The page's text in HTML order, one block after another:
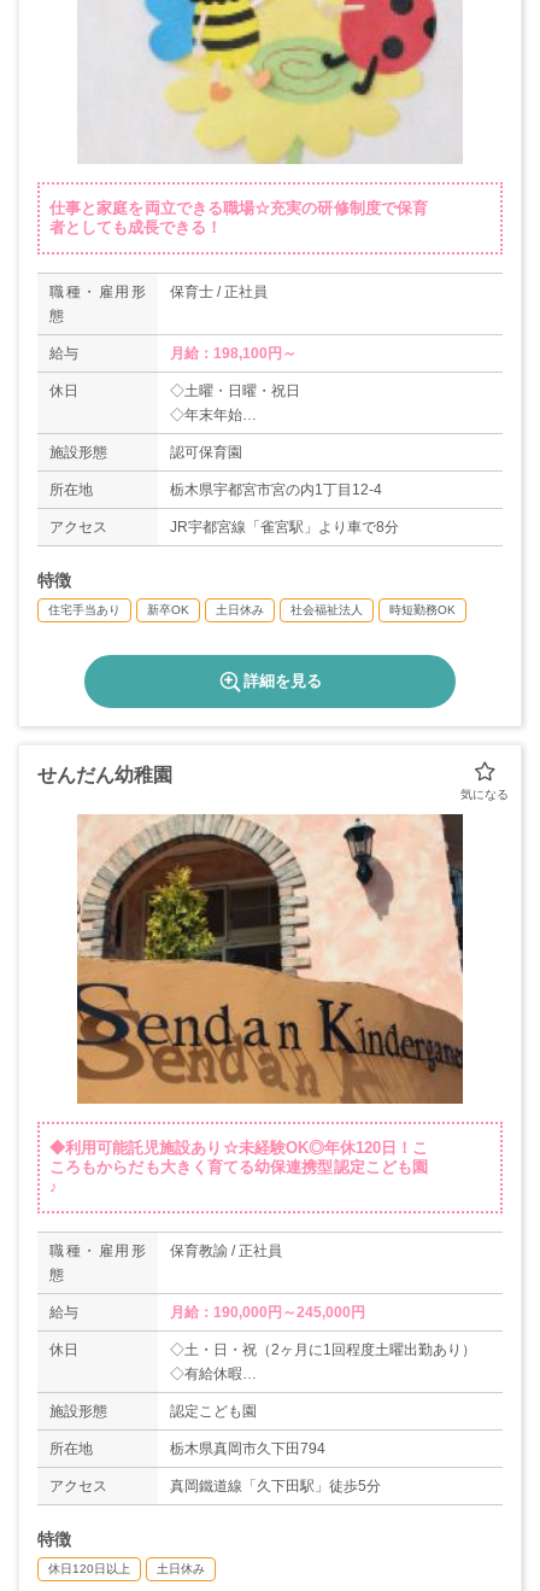
仕事と家庭を両立できる職場☆充実の研修制度で保育
者としても成長できる！
職種・雇用形
態
保育士 / 正社員
給与 月給：198,100円～
休日
◇土曜・日曜・祝日
◇年末年始
◇夏期休暇
◇夏休み休暇（初年度3日）
◇誕生月休暇
◇看護休暇
◇子ども休暇（未就学児対象）
施設形態 認可保育園
所在地 栃木県宇都宮市宮の内1丁目12-4
アクセス JR宇都宮線「雀宮駅」より車で8分
特徴
住宅手当あり 新卒OK 土日休み 社会福祉法人 時短勤務OK
詳細を見る
せんだん幼稚園
◆利用可能託児施設あり☆未経験OK◎年休120日！こ
ころもからだも大きく育てる幼保連携型認定こども園
♪
職種・雇用形
態
保育教諭 / 正社員
給与 月給：190,000円～245,000円
休日
◇土・日・祝（2ヶ月に1回程度土曜出勤あり）
◇有給休暇
◇年間休日120日
施設形態 認定こども園
所在地 栃木県真岡市久下田794
アクセス 真岡鐵道線「久下田駅」徒歩5分
特徴
休日120日以上 土日休み